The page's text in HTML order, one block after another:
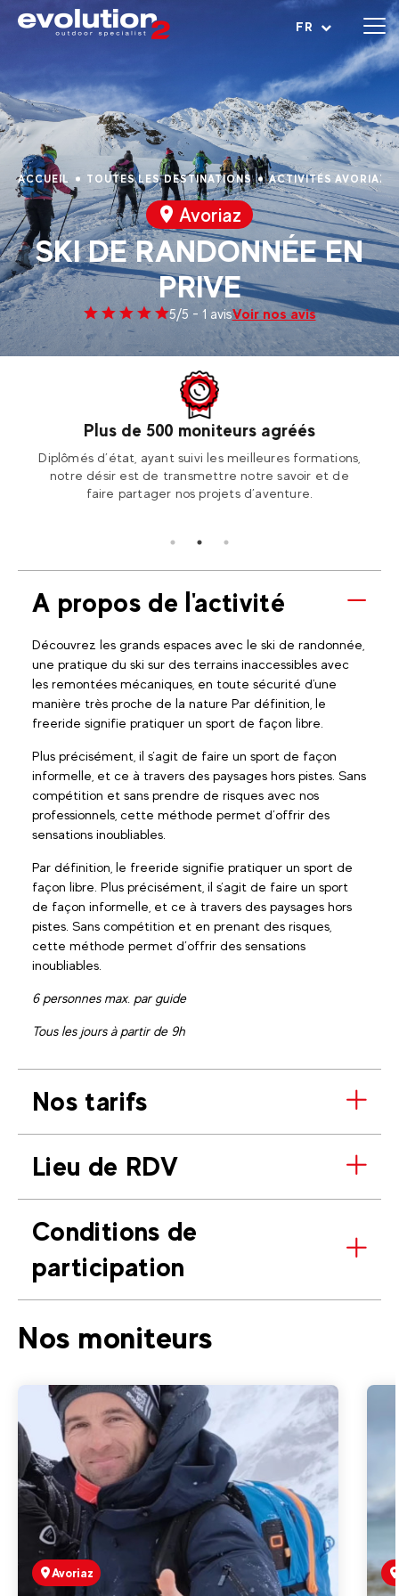
FR
Ouvrir le menu
ACCUEIL TOUTES LES DESTINATIONS ACTIVITÉS AVORIAZ
Avoriaz
SKI DE RANDONNÉE EN
PRIVE
5/5 - 1 avisVoir nos avis
Plus de 500 moniteurs agréés
Diplômés d’état, ayant suivi les meilleures formations,
notre désir est de transmettre notre savoir et de
faire partager nos projets d’aventure.
A propos de l'activité
Découvrez les grands espaces avec le ski de randonnée,
une pratique du ski sur des terrains inaccessibles avec
les remontées mécaniques, en toute sécurité d'une
manière très proche de la nature Par définition, le
freeride signifie pratiquer un sport de façon libre.
Plus précisément, il s’agit de faire un sport de façon
informelle, et ce à travers des paysages hors pistes. Sans
compétition et sans prendre de risques avec nos
professionnels, cette méthode permet d’offrir des
sensations inoubliables.
Par définition, le freeride signifie pratiquer un sport de
façon libre. Plus précisément, il s’agit de faire un sport
de façon informelle, et ce à travers des paysages hors
pistes. Sans compétition et en prenant des risques,
cette méthode permet d’offrir des sensations
inoubliables.
6 personnes max. par guide
Tous les jours à partir de 9h
Nos tarifs
Lieu de RDV
Conditions de
participation
Nos moniteurs
Avoriaz